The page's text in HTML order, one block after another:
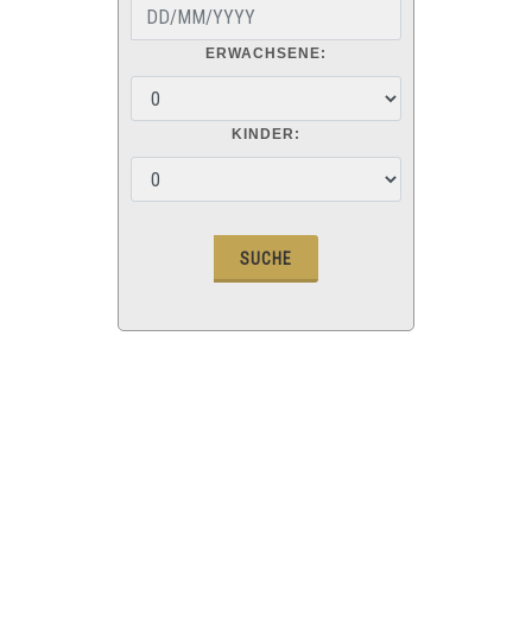
ERWACHSENE:
KINDER: